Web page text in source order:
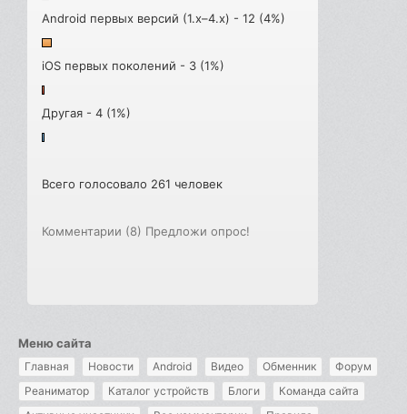
Android первых версий (1.x–4.x) - 12 (4%)
iOS первых поколений - 3 (1%)
Другая - 4 (1%)
Всего голосовало 261 человек
Комментарии (8) Предложи опрос!
Меню сайта
Главная Новости Android Видео Обменник
Форум
Реаниматор
Каталог устройств Блоги
Команда сайта